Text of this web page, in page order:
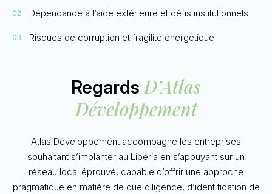
Dépendance à l’aide extérieure et défis institutionnels
Risques de corruption et fragilité énergétique
Regards D’Atlas
Développement
Atlas Développement accompagne les entreprises
souhaitant s’implanter au Libéria en s’appuyant sur un
réseau local éprouvé, capable d’offrir une approche
pragmatique en matière de due diligence, d’identification de